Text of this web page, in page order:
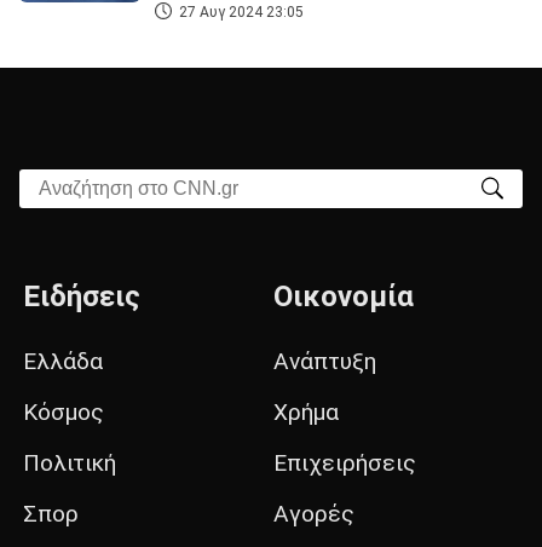
27 Αυγ 2024 23:05
Αναζήτηση στο CNN.gr
Ειδήσεις
Ελλάδα
Κόσμος
Πολιτική
Σπορ
Οικονομία
Ανάπτυξη
Χρήμα
Επιχειρήσεις
Αγορές